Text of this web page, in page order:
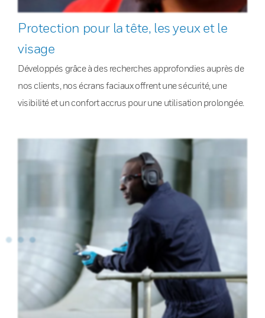
Protection pour la tête, les yeux et le
visage
Développés grâce à des recherches approfondies auprès de
nos clients, nos écrans faciaux offrent une sécurité, une
visibilité et un confort accrus pour une utilisation prolongée.